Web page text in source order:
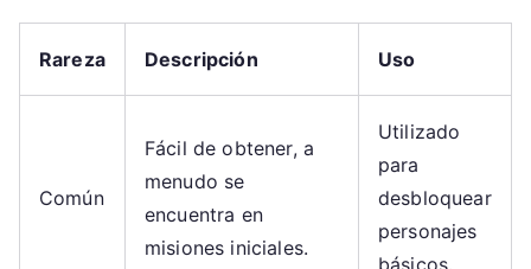
Rareza Descripción Uso
Común
Fácil de obtener, a
menudo se
encuentra en
misiones iniciales.
Utilizado
para
desbloquear
personajes